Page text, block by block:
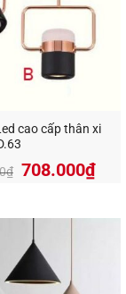
cao cấp thân xi
₫ 708.000₫